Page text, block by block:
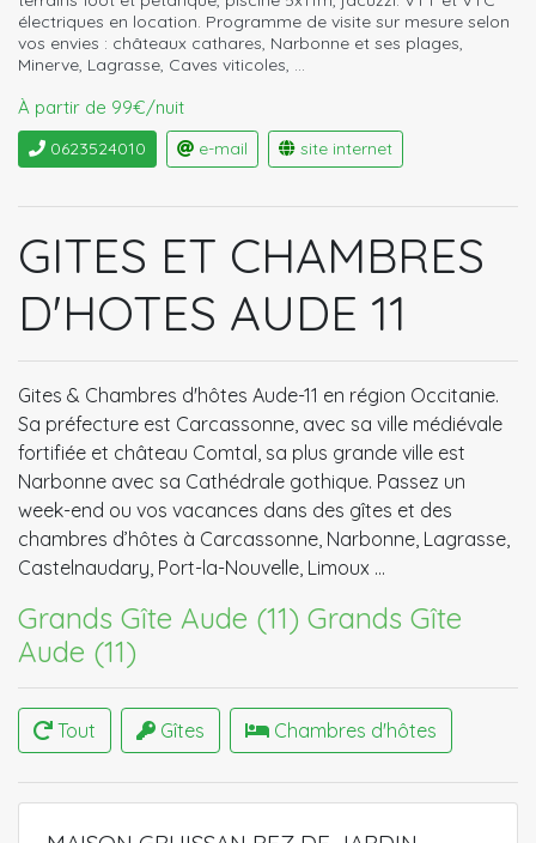
électriques en location. Programme de visite sur mesure selon
vos envies : châteaux cathares, Narbonne et ses plages,
Minerve, Lagrasse, Caves viticoles, ...
À partir de 99€/nuit
0623524010 e-mail site internet
GITES ET CHAMBRES
D'HOTES AUDE 11
Gites & Chambres d'hôtes Aude-11 en région Occitanie.
Sa préfecture est Carcassonne, avec sa ville médiévale
fortifiée et château Comtal, sa plus grande ville est
Narbonne avec sa Cathédrale gothique. Passez un
week-end ou vos vacances dans des gîtes et des
chambres d’hôtes à Carcassonne, Narbonne, Lagrasse,
Castelnaudary, Port-la-Nouvelle, Limoux …
Grands Gîte Aude (11) Grands Gîte
Aude (11)
Tout Gîtes Chambres d'hôtes